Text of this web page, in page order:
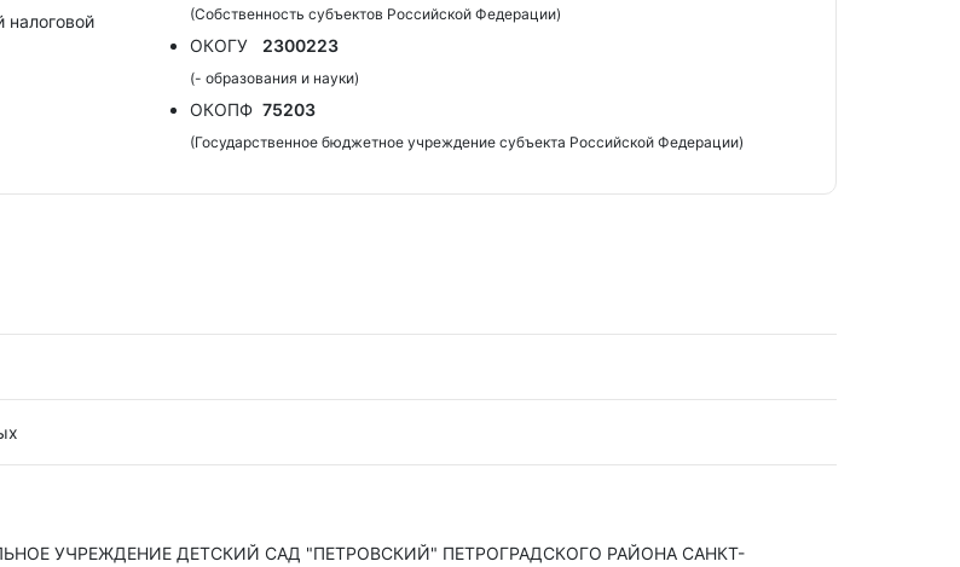
(Собственность субъектов Российской Федерации)
ОКОГУ 2300223
(- образования и науки)
ОКОПФ 75203
(Государственное бюджетное учреждение субъекта Российской Федерации)
УЧРЕЖДЕНИЕ ДЕТСКИЙ САД "ПЕТРОВСКИЙ" ПЕТРОГРАДСКОГО РАЙОНА САНКТ-